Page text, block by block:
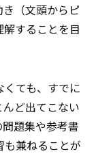
（文頭からピ
することを目
ても、すでに
ど出てこない
題集や参考書
兼ねることが